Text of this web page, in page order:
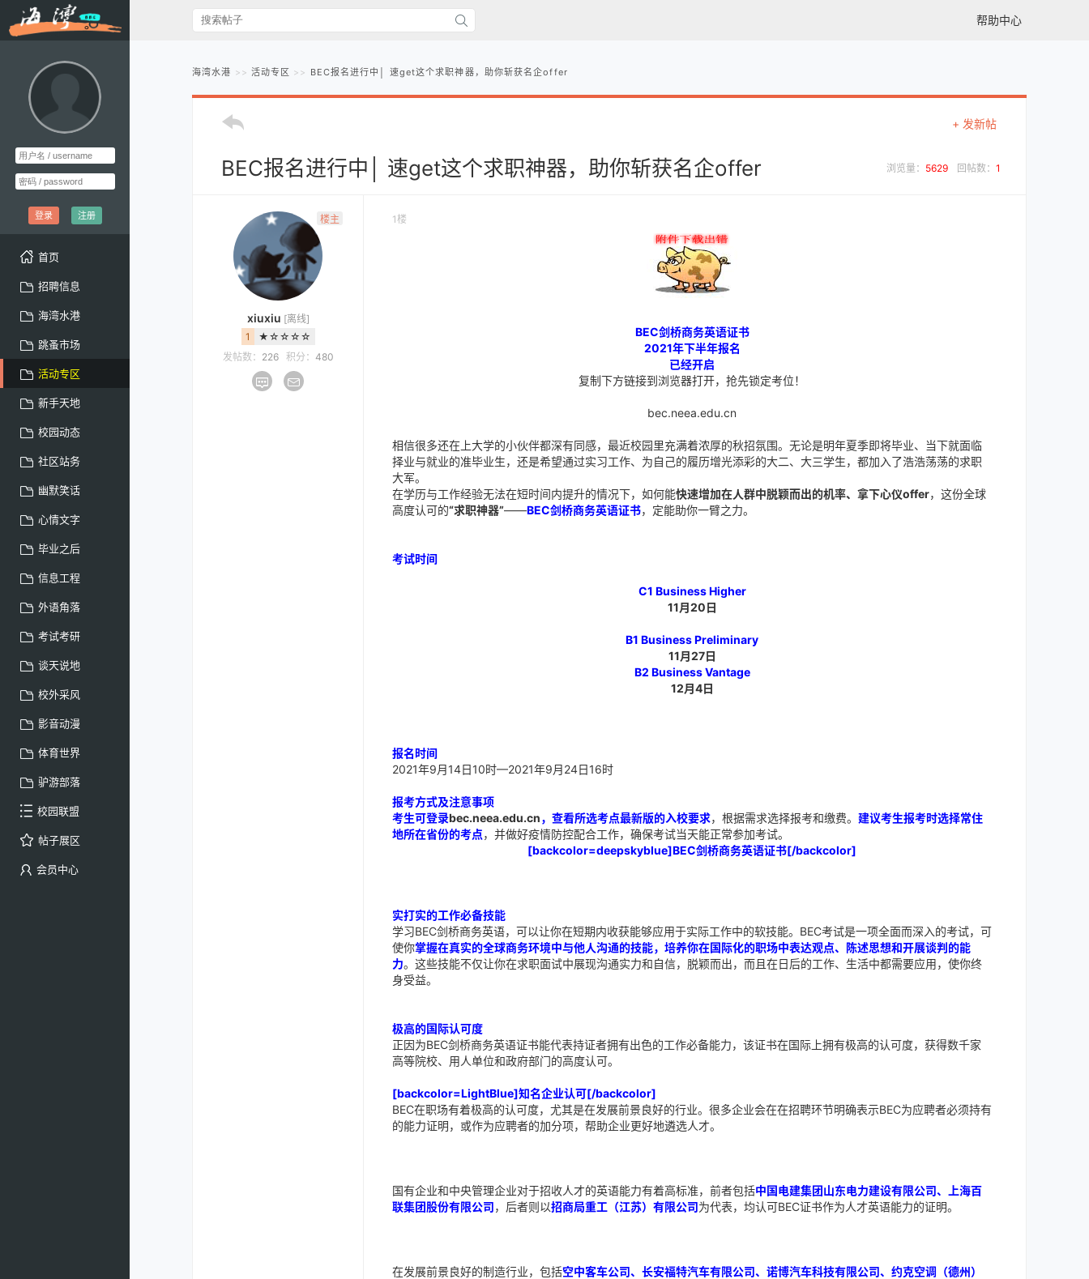
登录 注册
首页
招聘信息
海湾水港
跳蚤市场
活动专区
新手天地
校园动态
社区站务
幽默笑话
心情文字
毕业之后
信息工程
外语角落
考试考研
谈天说地
校外采风
影音动漫
体育世界
驴游部落
校园联盟
帖子展区
会员中心
帮助中心
海湾水港 活动专区 BEC报名进行中│ 速get这个求职神器，助你斩获名企offer
+ 发新帖
BEC报名进行中│ 速get这个求职神器，助你斩获名企offer 浏览量： 5629 回帖数： 1
楼主
xiuxiu [离线]
1
★☆☆☆☆
发帖数： 226 积分： 480
1楼
BEC剑桥商务英语证书
2021年下半年报名
已经开启
复制下方链接到浏览器打开，抢先锁定考位！
bec.neea.edu.cn
相信很多还在上大学的小伙伴都深有同感，最近校园里充满着浓厚的秋招氛围。无论是明年夏季即将毕业、当下就面临
择业与就业的准毕业生，还是希望通过实习工作、为自己的履历增光添彩的大二、大三学生，都加入了浩浩荡荡的求职
大军。
在学历与工作经验无法在短时间内提升的情况下，如何能快速增加在人群中脱颖而出的机率、拿下心仪offer，这份全球
高度认可的“求职神器”——BEC剑桥商务英语证书，定能助你一臂之力。
考试时间
C1 Business Higher
11月20日
B1 Business Preliminary
11月27日
B2 Business Vantage
12月4日
报名时间
2021年9月14日10时—2021年9月24日16时
报考方式及注意事项
考生可登录bec.neea.edu.cn，查看所选考点最新版的入校要求，根据需求选择报考和缴费。 建议考生报考时选择常住
地所在省份的考点，并做好疫情防控配合工作，确保考试当天能正常参加考试。
[backcolor=deepskyblue]BEC剑桥商务英语证书[/backcolor]
实打实的工作必备技能
学习BEC剑桥商务英语，可以让你在短期内收获能够应用于实际工作中的软技能。BEC考试是一项全面而深入的考试，可
使你掌握在真实的全球商务环境中与他人沟通的技能，培养你在国际化的职场中表达观点、陈述思想和开展谈判的能
力。这些技能不仅让你在求职面试中展现沟通实力和自信，脱颖而出，而且在日后的工作、生活中都需要应用，使你终
身受益。
极高的国际认可度
正因为BEC剑桥商务英语证书能代表持证者拥有出色的工作必备能力，该证书在国际上拥有极高的认可度，获得数千家
高等院校、用人单位和政府部门的高度认可。
[backcolor=LightBlue]知名企业认可[/backcolor]
BEC在职场有着极高的认可度，尤其是在发展前景良好的行业。很多企业会在在招聘环节明确表示BEC为应聘者必须持有
的能力证明，或作为应聘者的加分项，帮助企业更好地遴选人才。
国有企业和中央管理企业对于招收人才的英语能力有着高标准，前者包括中国电建集团山东电力建设有限公司、上海百
联集团股份有限公司，后者则以招商局重工（江苏）有限公司为代表，均认可BEC证书作为人才英语能力的证明。
在发展前景良好的制造行业，包括空中客车公司、长安福特汽车有限公司、诺博汽车科技有限公司、约克空调（德州）